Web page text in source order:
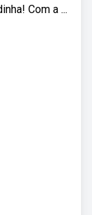
Com a ...